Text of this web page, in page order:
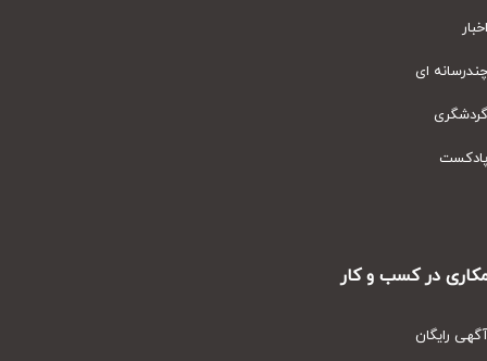
ای
در کسب و کار
رایگان